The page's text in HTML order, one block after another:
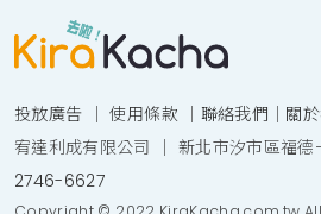
投放廣告 ｜使用條款 ｜ 聯絡我們 ｜ 關
宥達利成有限公司 ｜ 新北市汐市區福德
2746-6627